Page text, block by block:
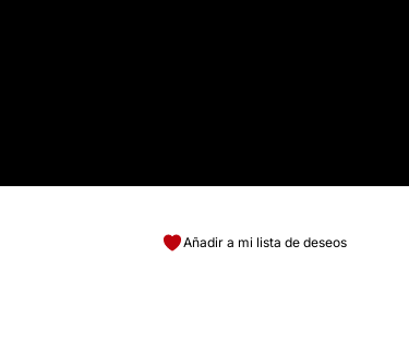
Añadir a mi lista de deseos